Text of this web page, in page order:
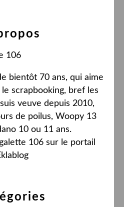
bientôt 70 ans, qui aime
scrapbooking, bref les
veuve depuis 2010,
de poilus, Woopy 13
10 ou 11 ans.
106sur le portail